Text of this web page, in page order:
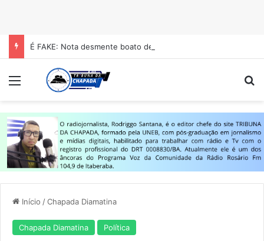
Menu
Início /Chapada Diamatina
Chapada Diamatina Política